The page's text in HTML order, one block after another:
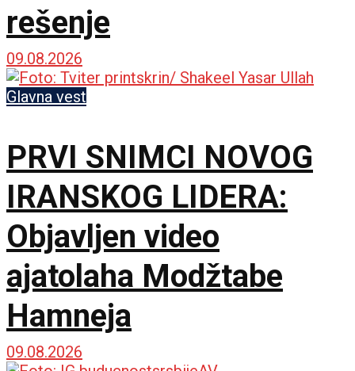
rešenje
09.08.2026
Glavna vest
PRVI SNIMCI NOVOG
IRANSKOG LIDERA:
Objavljen video
ajatolaha Modžtabe
Hamneja
09.08.2026